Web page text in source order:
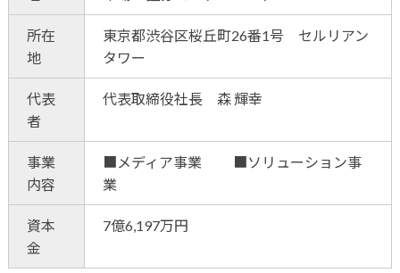
所在
地
東京都渋谷区桜丘町26番1号 セルリアン
タワー
代表
者
代表取締役社長 森 輝幸
事業
内容
■メディア事業 ■ソリューション事
業
資本
金
7億6,197万円